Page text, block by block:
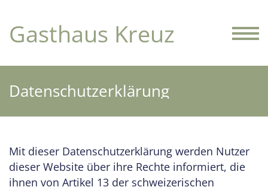
Gasthaus Kreuz
Datenschutzerklärung
Mit dieser Datenschutzerklärung werden Nutzer
dieser Website über ihre Rechte informiert, die
ihnen von Artikel 13 der schweizerischen